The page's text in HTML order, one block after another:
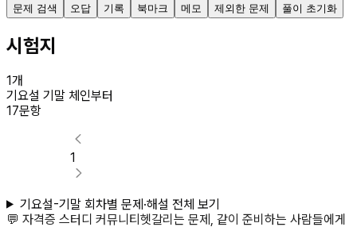
문제 검색 오답 기록 북마크 메모 제외한 문제 풀이 초기화
시험지
1개
기요설 기말 체인부터
17문항
1
기요설-기말회차별 문제·해설 전체 보기
💬 자격증 스터디 커뮤니티헷갈리는 문제, 같이 준비하는 사람들에게